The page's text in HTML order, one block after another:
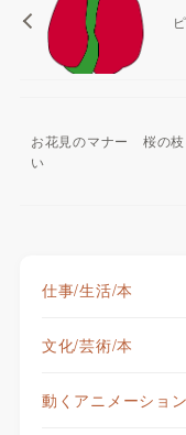
お花見のマナー 桜の枝
い
仕事/生活/本
文化/芸術/本
動くアニメーション